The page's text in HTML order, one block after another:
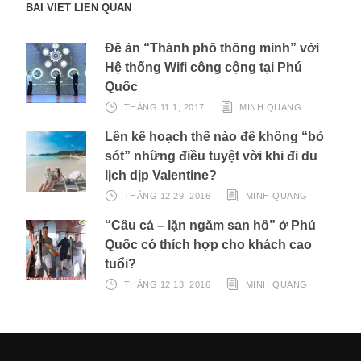
BÀI VIẾT LIÊN QUAN
Đề án “Thành phố thông minh” với
Hệ thống Wifi công cộng tại Phú
Quốc
THÁNG 11 1, 2017 MINH QUANG
Lên kế hoạch thế nào để không “bỏ
sót” những điều tuyệt vời khi đi du
lịch dịp Valentine?
THÁNG 12 29, 2016 MINH QUANG
“Câu cá – lặn ngắm san hô” ở Phú
Quốc có thích hợp cho khách cao
tuổi?
THÁNG 12 13, 2016 MINH QUANG